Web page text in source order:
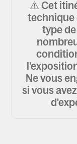
⚠️ Cet
technique
type
Ne vous
si vous